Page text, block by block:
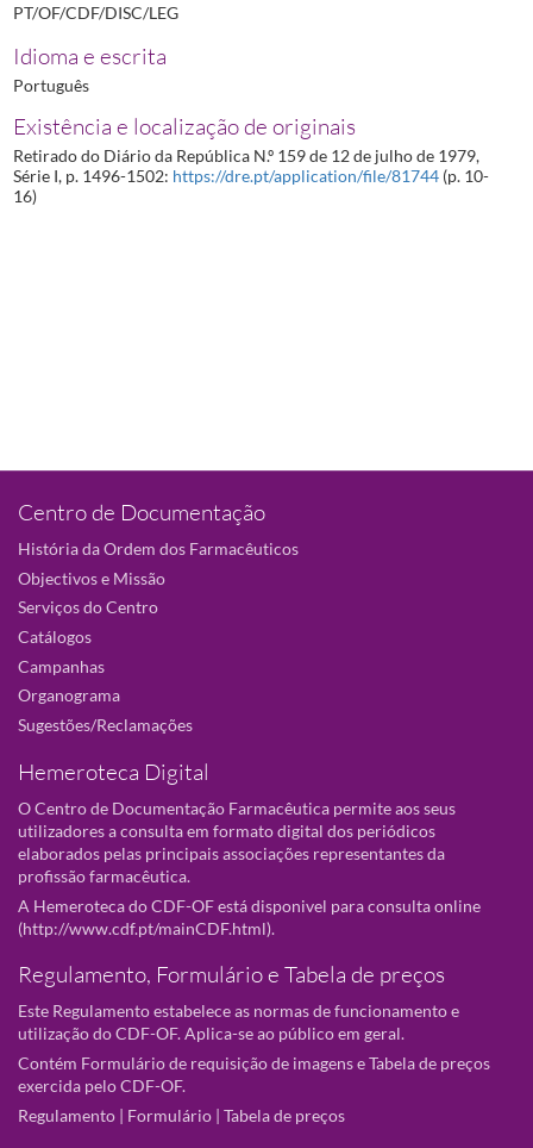
PT/OF/CDF/DISC/LEG
Idioma e escrita
Português
Existência e localização de originais
Retirado do Diário da República N.º 159 de 12 de julho de 1979,
Série I, p. 1496-1502: https://dre.pt/application/file/81744(p. 10-
16)
Centro de Documentação
História da Ordem dos Farmacêuticos
Objectivos e Missão
Serviços do Centro
Catálogos
Campanhas
Organograma
Sugestões/Reclamações
Hemeroteca Digital
O Centro de Documentação Farmacêutica permite aos seus
utilizadores a consulta em formato digital dos periódicos
elaborados pelas principais associações representantes da
profissão farmacêutica.
A Hemeroteca do CDF-OF está disponivel para consulta online
(http://www.cdf.pt/mainCDF.html).
Regulamento, Formulário e Tabela de preços
Este Regulamento estabelece as normas de funcionamento e
utilização do CDF-OF. Aplica-se ao público em geral.
Contém Formulário de requisição de imagens e Tabela de preços
exercida pelo CDF-OF.
Regulamento | Formulário | Tabela de preços